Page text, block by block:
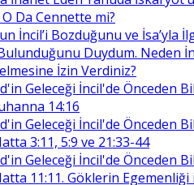
Da Cennette mi?
İncil’i Bozduğunu ve İsa’yla
Duydum. Neden
İzin Verdiniz?
Geleceği İncil'de Önceden
14:16
Geleceği İncil'de Önceden
3:11, 5:9 ve 21:33-44
Geleceği İncil'de Önceden
11:11. Göklerin